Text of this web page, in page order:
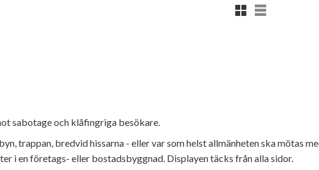
Rutnätsvy
Listvy
sabotage och klåfingriga besökare.
trappan, bredvid hissarna - eller var som helst allmänheten ska mötas
i en företags- eller bostadsbyggnad. Displayen täcks från alla sidor.